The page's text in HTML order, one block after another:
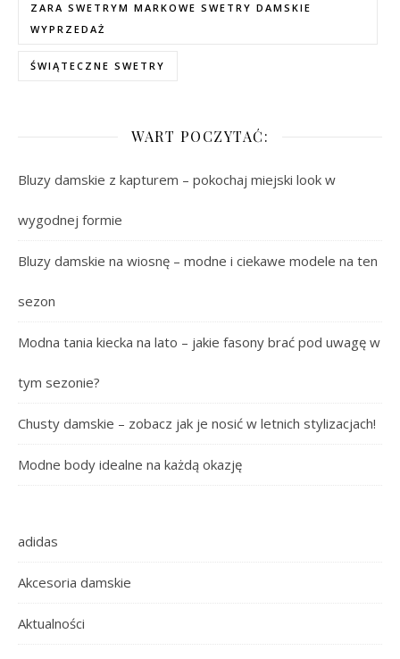
ZARA SWETRYM MARKOWE SWETRY DAMSKIE
WYPRZEDAŻ
ŚWIĄTECZNE SWETRY
WART POCZYTAĆ:
Bluzy damskie z kapturem – pokochaj miejski look w
wygodnej formie
Bluzy damskie na wiosnę – modne i ciekawe modele na ten
sezon
Modna tania kiecka na lato – jakie fasony brać pod uwagę w
tym sezonie?
Chusty damskie – zobacz jak je nosić w letnich stylizacjach!
Modne body idealne na każdą okazję
adidas
Akcesoria damskie
Aktualności